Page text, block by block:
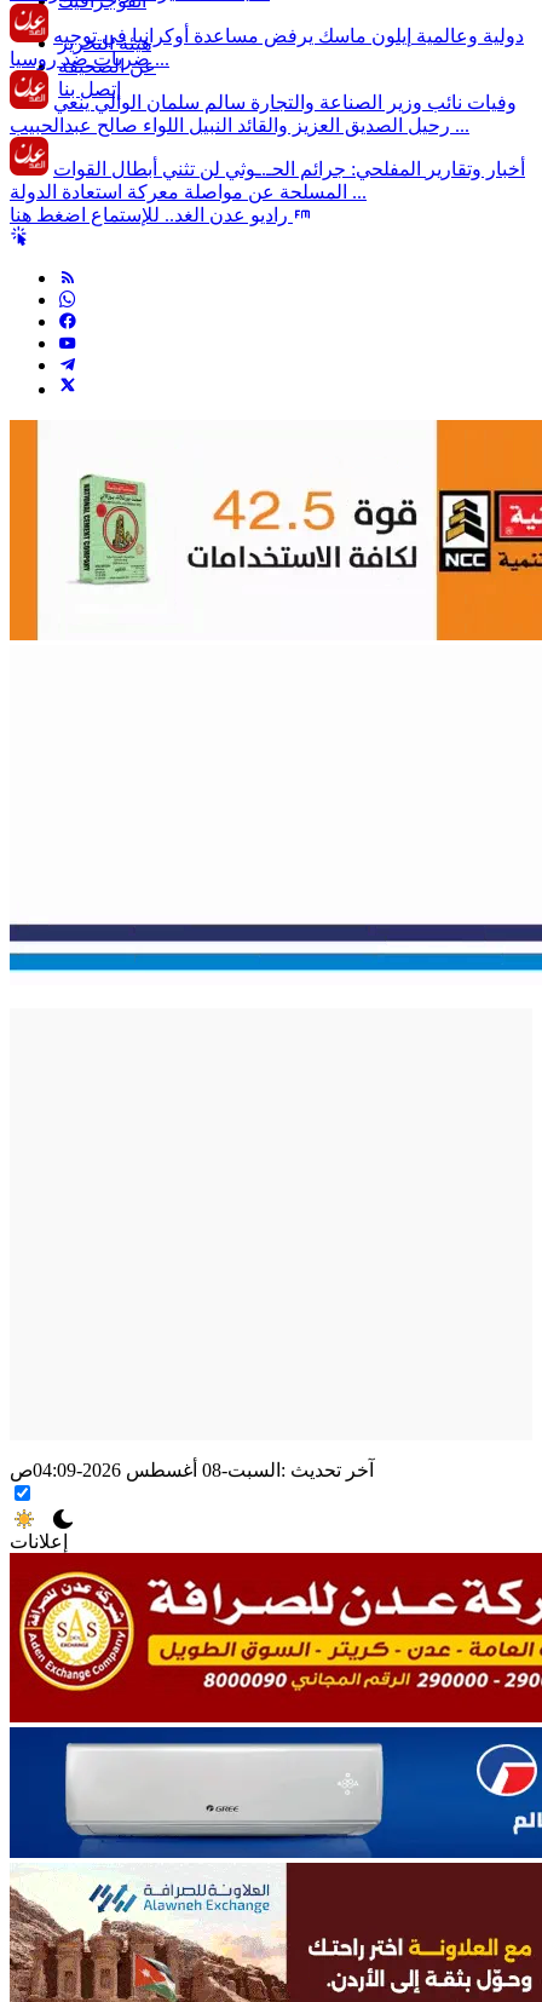
هيئة التحرير
عن الصحيفة
إتصل بنا
دولية وعالمية إيلون ماسك يرفض مساعدة أوكرانيا في توجيه
ضربات ضد روسيا ...
وفيات نائب وزير الصناعة والتجارة سالم سلمان الوالي ينعي
رحيل الصديق العزيز والقائد النبيل اللواء صالح عبدالحبيب ...
أخبار وتقارير
المفلحي: جرائم الحـ.ـوثي لن تثني أبطال القوات
المسلحة عن مواصلة معركة استعادة الدولة ...
آخر تحديث : السبت-08 أغسطس 2026-04:09ص
إعلانات